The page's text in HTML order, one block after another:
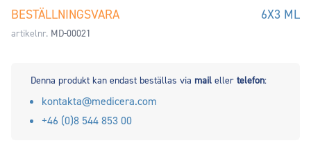
BESTÄLLNINGSVARA 6X3 ML
artikelnr. MD-00021
Denna produkt kan endast beställas via mail eller telefon:
kontakta@medicera.com
+46 (0)8 544 853 00